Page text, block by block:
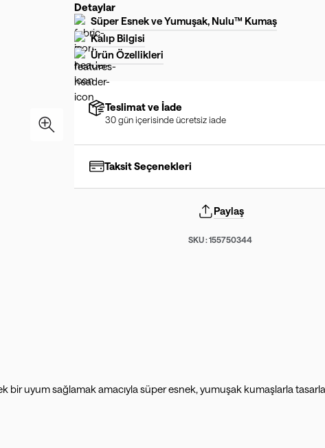
Detaylar
Süper Esnek ve Yumuşak, Nulu™ Kumaş
Kalıp Bilgisi
Ürün Özellikleri
Teslimat ve İade
30 gün içerisinde ücretsiz iade
Taksit Seçenekleri
Paylaş
SKU :155750344
uyum sağlamak amacıyla süper esnek, yumuşak kumaşlarla